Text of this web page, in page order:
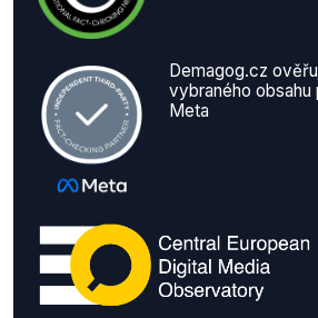
Demagog.cz
vybraného
Meta